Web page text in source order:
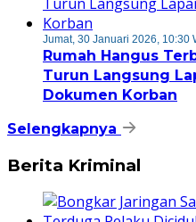
Jumat, 30 Januari 2026, 10:30
Rumah Hangus
Turun Langsung
Dokumen Korban
Selengkapnya
Berita Kriminal